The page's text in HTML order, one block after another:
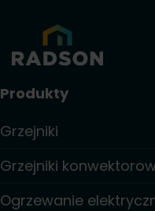
Produkty
Grzejniki
Grzejniki
Ogrzewanie